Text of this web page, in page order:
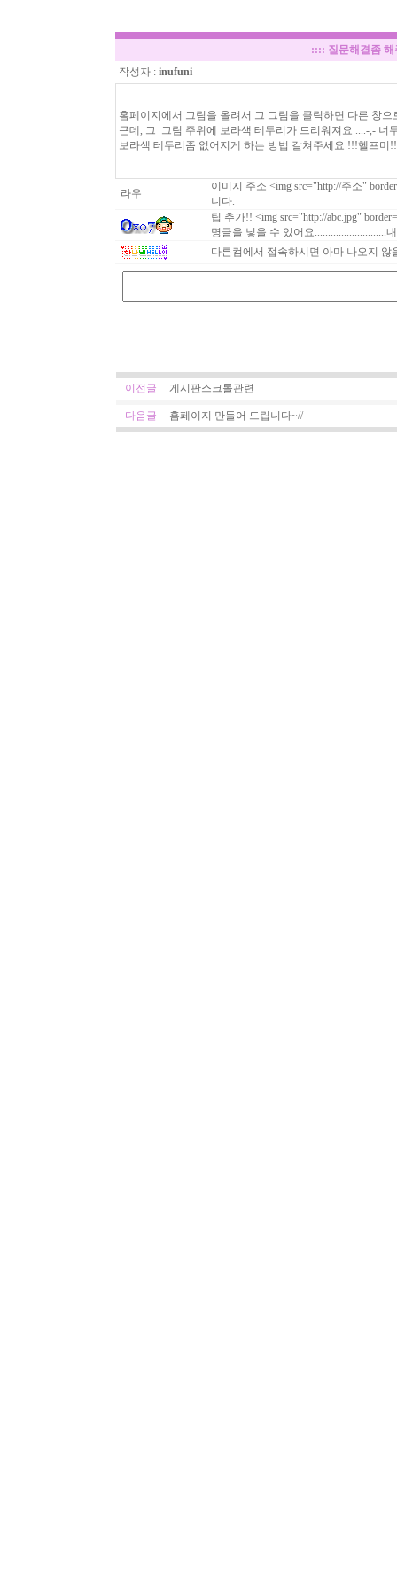
:::: 질문해결좀
작성자 : inufuni
홈페이지에서 그림을 올려서 그 그림을 클릭하면 다른 창
근데, 그 그림 주위에 보라색 테두리가 드리워져요 ....-,- 너
보라색 테두리좀 없어지게 하는 방법 갈쳐주세요 !!!헬프미
라우
이미지 주소 <img src="http://주소"
니다.
팁 추가!! <img src="http://abc.jpg"
명글을 넣을 수 있어요...........................
다른컴에서 접속하시면 아마 나오지 않
이전글 게시판스크롤관련
다음글 홈페이지 만들어 드립니다~//